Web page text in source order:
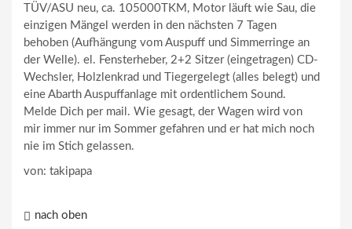
TÜV/ASU neu, ca. 105000TKM, Motor läuft wie Sau, die
einzigen Mängel werden in den nächsten 7 Tagen
behoben (Aufhängung vom Auspuff und Simmerringe an
der Welle). el. Fensterheber, 2+2 Sitzer (eingetragen) CD-
Wechsler, Holzlenkrad und Tiegergelegt (alles belegt) und
eine Abarth Auspuffanlage mit ordentlichem Sound.
Melde Dich per mail. Wie gesagt, der Wagen wird von
mir immer nur im Sommer gefahren und er hat mich noch
nie im Stich gelassen.
von: takipapa
nach oben